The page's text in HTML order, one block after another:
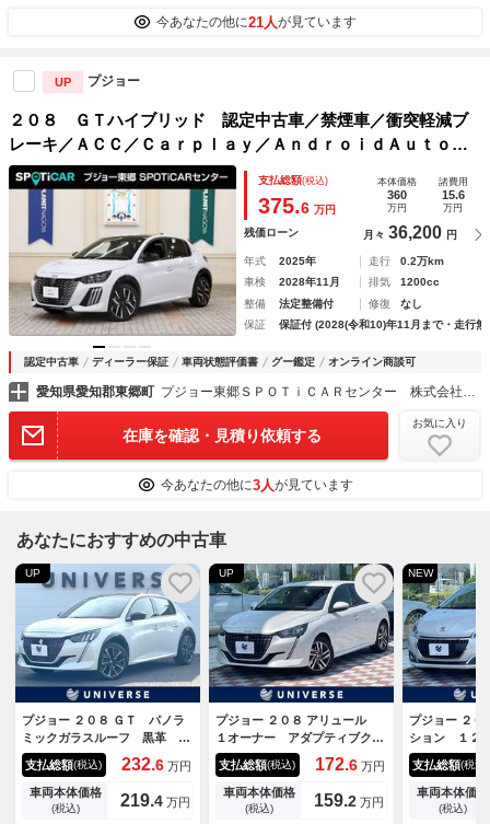
今あなたの他に21人が見ています
UP プジョー
２０８ ＧＴハイブリッド 認定中古車／禁煙車／衝突軽減ブ
レーキ／ＡＣＣ／Ｃａｒｐｌａｙ／ＡｎｄｒｏｉｄＡｕｔｏ／
ハーフ革シート／バックカメラ／ＬＥＤヘッドライト／スマー
トキー／クリアランスソナー／アルミペダル／パドルシフト／
支払総額(税込)
375.6 万円
本体価格
360
万円
諸費用
15.6
万円
残価ローン 月々 36,200 円
年式 2025年 走行
0.2万km
車検
2028年11月 排気
1200cc
整備
法定整備付 修復
なし
保証
保証付 (2028(令和10)年11月まで・走行無
認定中古車 ディーラー保証 車両状態評価書 グー鑑定 オンライン商談可
愛知県愛知郡東郷町 プジョー東郷ＳＰＯＴｉＣＡＲセンター 株式会社ホワイトハウス
在庫を確認・見積り依頼する
お気に入り
今あなたの他に3人が見ています
あなたにおすすめの中古車
UP
プジョー ２０８ ＧＴ パノラ
ミックガラスルーフ 黒革 Ａ
ｐｐｌｅＣａｒＰｌａｙ アク
ティブクルコン アクティブセ
ーフティブレーキ シートヒー
ター プライバシーガラス Ｌ
支払総額(税込) 232.6 万円
車両本体価格
(税込) 219.4 万円
UP
プジョー ２０８ アリュール
１オーナー アダプティブクル
ーズ 衝突軽減装置 純正ナ
ビ カープレイ バックカメ
ラ ＬＥＤヘッドランプ Ｂｌ
ｕｅｔｏｏｔｈ接続 純正１６
支払総額(税込) 172.6 万円
車両本体価格
(税込) 159.2 万円
NEW
プジョー ２０
ション １２
ーズコント
シートヒー
クティブブ
ー Ｂｌｕｅ
支払総額(税込)
車両本体価格
(税込)